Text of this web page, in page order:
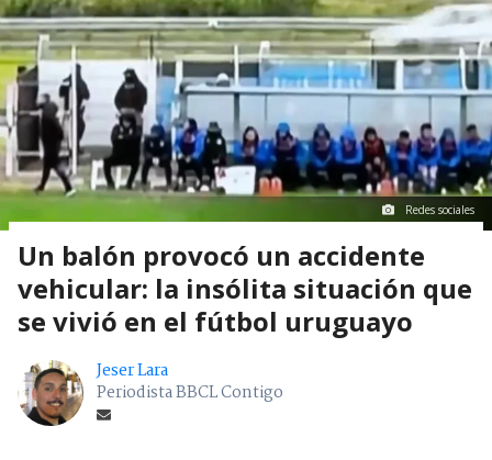
Redes sociales
Un balón provocó un accidente
vehicular: la insólita situación que
se vivió en el fútbol uruguayo
Jeser Lara
Periodista BBCL Contigo